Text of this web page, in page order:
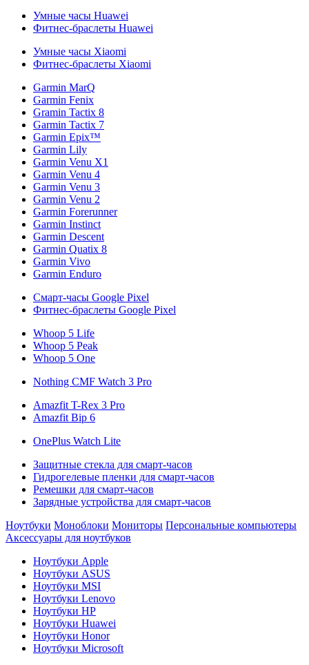
Умные часы Huawei
Фитнес-браслеты Huawei
Умные часы Xiaomi
Фитнес-браслеты Xiaomi
Garmin MarQ
Garmin Fenix
Gramin Tactix 8
Garmin Tactix 7
Garmin Epix™
Garmin Lily
Garmin Venu X1
Garmin Venu 4
Garmin Venu 3
Garmin Venu 2
Garmin Forerunner
Garmin Instinct
Garmin Descent
Garmin Quatix 8
Garmin Vivo
Garmin Enduro
Смарт-часы Google Pixel
Фитнес-браслеты Google Pixel
Whoop 5 Life
Whoop 5 Peak
Whoop 5 One
Nothing CMF Watch 3 Pro
Amazfit T-Rex 3 Pro
Amazfit Bip 6
OnePlus Watch Lite
Защитные стекла для смарт-часов
Гидрогелевые пленки для смарт-часов
Ремешки для смарт-часов
Зарядные устройства для смарт-часов
Ноутбуки Моноблоки Мониторы Персональные компьютеры
Аксессуары для ноутбуков
Ноутбуки Apple
Ноутбуки ASUS
Ноутбуки MSI
Ноутбуки Lenovo
Ноутбуки HP
Ноутбуки Huawei
Ноутбуки Honor
Ноутбуки Microsoft